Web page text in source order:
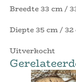
Breedte 33 cm /
Diepte 35 cm / 32
Uitverkocht